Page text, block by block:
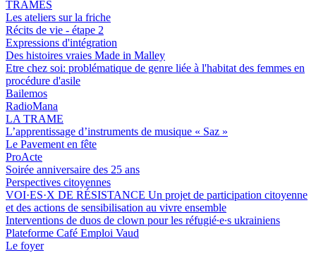
TRAMES
Les ateliers sur la friche
Récits de vie - étape 2
Expressions d'intégration
Des histoires vraies Made in Malley
Etre chez soi: problématique de genre liée à l'habitat des femmes en
procédure d'asile
Bailemos
RadioMana
LA TRAME
L’apprentissage d’instruments de musique « Saz »
Le Pavement en fête
ProActe
Soirée anniversaire des 25 ans
Perspectives citoyennes
VOI·ES·X DE RÉSISTANCE Un projet de participation citoyenne
et des actions de sensibilisation au vivre ensemble
Interventions de duos de clown pour les réfugié∙e∙s ukrainiens
Plateforme Café Emploi Vaud
Le foyer